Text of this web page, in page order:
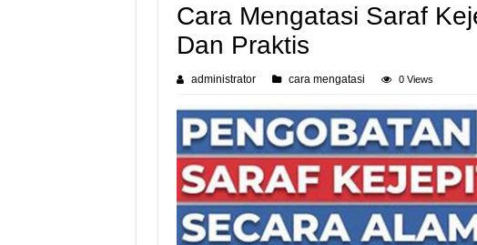
Cara Mengatasi Saraf
Dan Praktis
administrator cara mengatasi 0 Views